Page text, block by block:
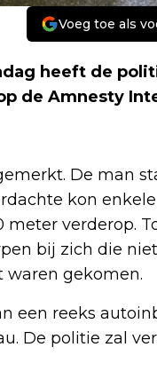
Voeg toe als
heeft de
de Amnesty
De man
kon
meter verderop.
bij zich die
waren gekomen.
een reeks
De politie zal